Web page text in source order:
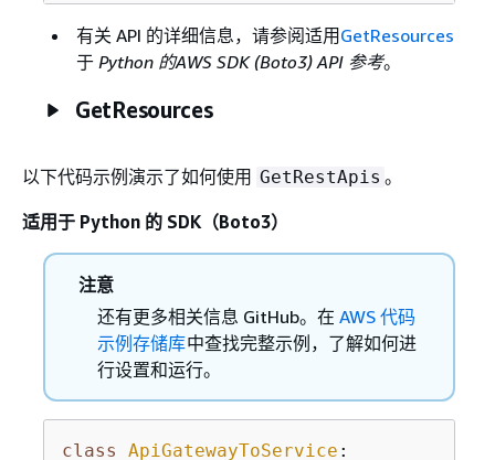
有关 API 的详细信息，请参阅适用GetResources
于 Python 的AWS SDK (Boto3) API 参考。
GetResources
以下代码示例演示了如何使用 GetRestApis 。
适用于 Python 的 SDK（Boto3）
注意
还有更多相关信息 GitHub。在 AWS 代码
示例存储库中查找完整示例，了解如何进
行设置和运行。
class ApiGatewayToService :